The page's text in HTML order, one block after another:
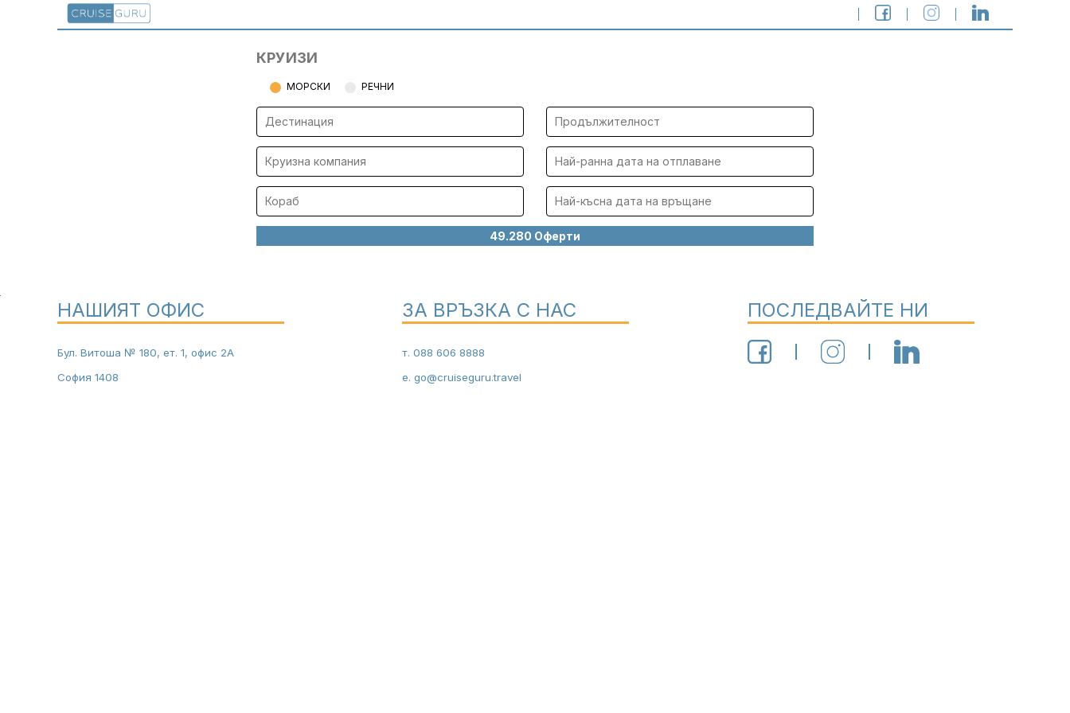
КРУИЗИ
МОРСКИ РЕЧНИ
НАШИЯТ ОФИС
Бул. Витоша № 180, ет. 1, офис 2А
София 1408
ЗА ВРЪЗКА С НАС
т.088 606 8888
е.go@cruiseguru.travel
ПОСЛЕДВАЙТЕ НИ